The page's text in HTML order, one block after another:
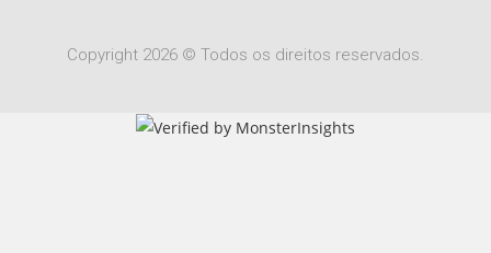
Copyright 2026 © Todos os direitos reservados.